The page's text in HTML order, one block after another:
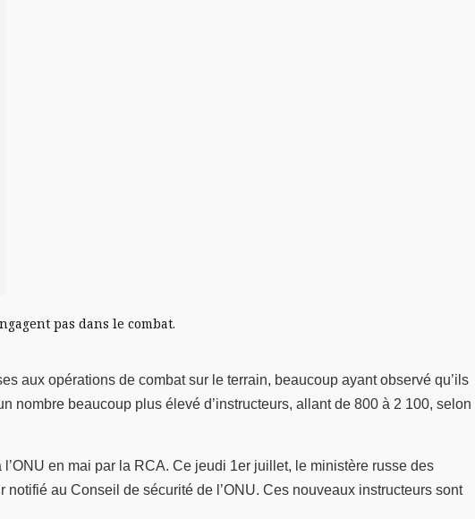
pas dans le combat.
aux opérations de combat sur le terrain, beaucoup ayant observé qu’ils
beaucoup plus élevé d’instructeurs, allant de 800 à 2 100, selon
en mai par la RCA. Ce jeudi 1er juillet, le ministère russe des
au Conseil de sécurité de l’ONU. Ces nouveaux instructeurs sont